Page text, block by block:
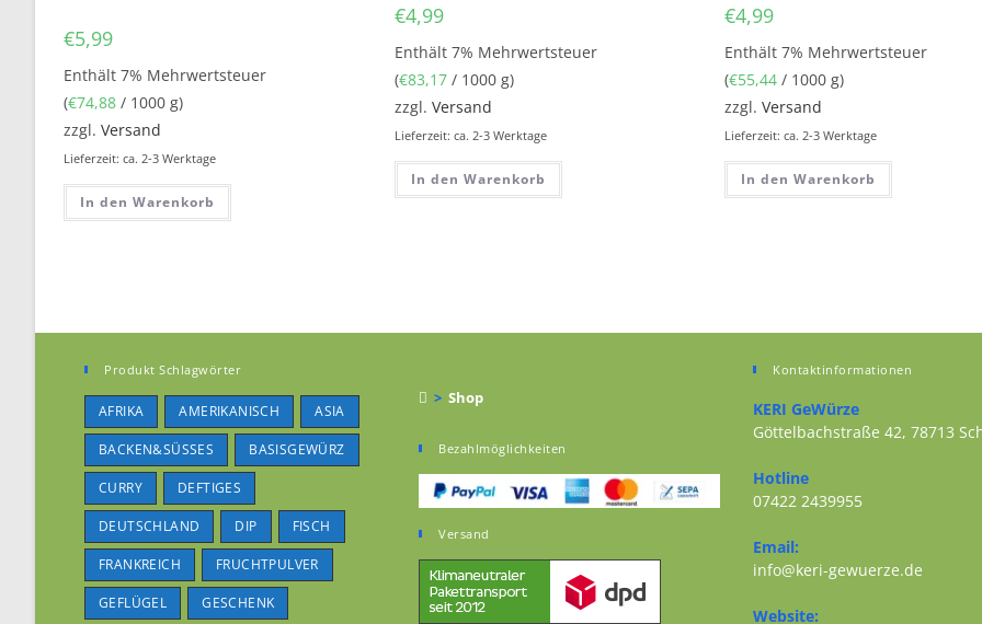
€5,99
Enthält 7% Mehrwertsteuer
(€74,88 / 1000 g)
zzgl.Versand
Lieferzeit: ca. 2-3 Werktage
In den Warenkorb
€4,99
Enthält 7% Mehrwertsteuer
(€83,17/ 1000 g)
zzgl. Versand
Lieferzeit: ca. 2-3 Werktage
In den Warenkorb
€4,99
Enthält 7% Mehrwertsteuer
(€55,44/ 1000 g)
zzgl. Versand
Lieferzeit: ca. 2-3 Werktage
In den Warenkorb
Produkt Schlagwörter
AFRIKA AMERIKANISCH ASIA
BACKEN&SÜSSES BASISGEWÜRZ
CURRY DEFTIGES
DEUTSCHLAND DIP FISCH
FRANKREICH FRUCHTPULVER
GEFLÜGEL GESCHENK
> Shop
Bezahlmöglichkeiten
Versand
Kontaktinformationen
KERI GeWürze
Göttelbachstraße 42, 78713
Hotline
07422 2439955
Email:
info@keri-gewuerze.de
Website: